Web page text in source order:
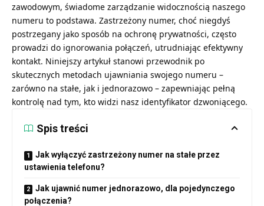
zawodowym, świadome zarządzanie widocznością naszego
numeru to podstawa. Zastrzeżony numer, choć niegdyś
postrzegany jako sposób na ochronę prywatności, często
prowadzi do ignorowania połączeń, utrudniając efektywny
kontakt. Niniejszy artykuł stanowi przewodnik po
skutecznych metodach ujawniania swojego numeru –
zarówno na stałe, jak i jednorazowo – zapewniając pełną
kontrolę nad tym, kto widzi nasz identyfikator dzwoniącego.
Spis treści
Jak wyłączyć zastrzeżony numer na stałe przez
ustawienia telefonu?
Jak ujawnić numer jednorazowo, dla pojedynczego
połączenia?